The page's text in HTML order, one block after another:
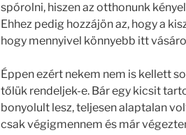
spórolni, hiszen az otthonunk
Ehhez pedig hozzájön az, hogy a
hogy mennyivel könnyebb itt
Éppen ezért nekem nem is kellett
tőlük rendeljek-e. Bár egy kicsit
bonyolult lesz, teljesen alaptalan
csak végigmennem és már